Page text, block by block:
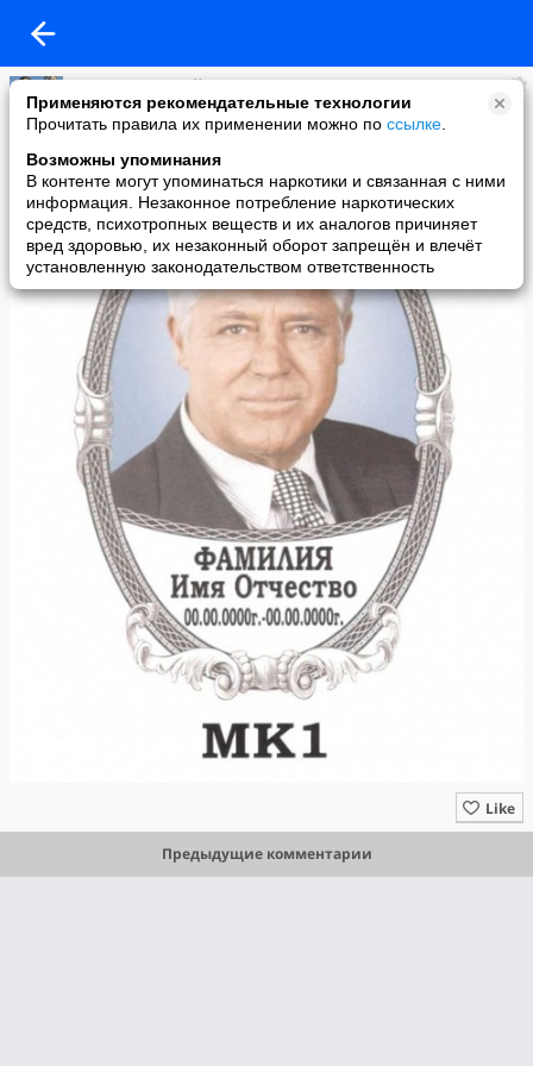
Применяются рекомендательные технологии
Прочитать правила их применении можно по ссылке
Возможны упоминания
В контенте могут упоминаться наркотики и связанная с ними
информация. Незаконное потребление наркотических
средств, психотропных веществ и их аналогов причиняет
вред здоровью, их незаконный оборот запрещён и влечёт
установленную законодательством ответственность
Севастопольский Гранит
added a photo
11 Jan в 03:02
Like
Предыдущие комментарии